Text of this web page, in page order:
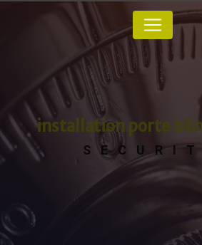
installation porte
Panneau de gestion des cookies